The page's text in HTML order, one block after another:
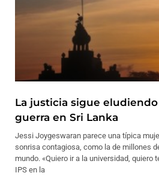
La justicia sigue
guerra en Sri Lanka
Jessi Joygeswaran parece una típica
sonrisa contagiosa, como la de millones
mundo. «Quiero ir a la universidad, quiero
IPS en la